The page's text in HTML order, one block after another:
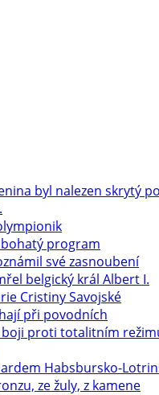
byl nalezen skrytý
program
své zasnoubení
belgický král Albert I.
Cristiny Savojské
při povodních
boji proti totalitním
Habsbursko-
ze žuly, z kamene